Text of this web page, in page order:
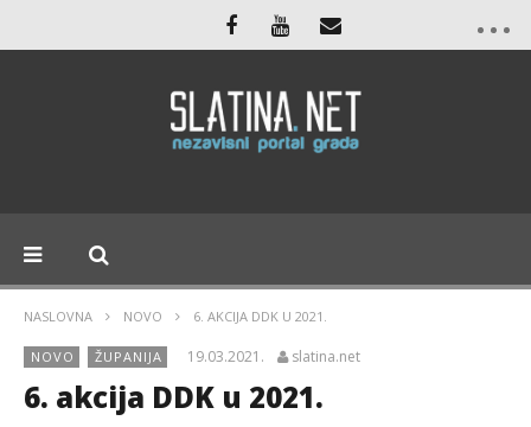
NASLOVNA NOVO 6. AKCIJA DDK U 2021.
NOVO ŽUPANIJA 19.03.2021. slatina.net
6. akcija DDK u 2021.